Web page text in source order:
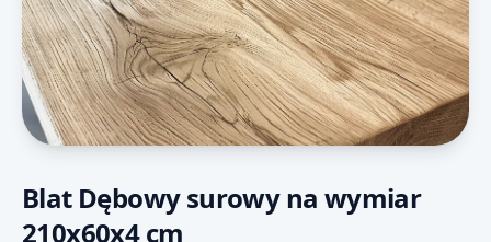
Blat Dębowy surowy na wymiar
210x60x4 cm